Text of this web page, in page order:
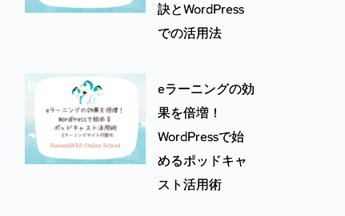
訣とWordPress
での活用法
eラーニングの効
果を倍増！
WordPressで始
めるポッドキャ
スト活用術